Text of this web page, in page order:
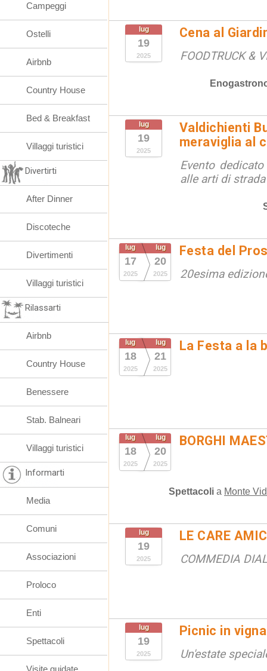
lug
19
2025
Cena al
FOODTRUCK &
lug
19
2025
Valdichienti
meraviglia al
Evento
alle arti di strada
lug
17
2025
lug
20
2025
Festa del
20esima
lug
18
2025
lug
21
2025
La Festa a la
lug
18
2025
lug
20
2025
BORGHI
Spettacoli a Monte
lug
19
2025
LE CARE
COMMEDIA
lug
19
2025
Picnic in vigna
Un'estate
Campeggi
Ostelli
Airbnb
Country House
Bed & Breakfast
Villaggi turistici
Divertirti
After Dinner
Discoteche
Divertimenti
Villaggi turistici
Rilassarti
Airbnb
Country House
Benessere
Stab. Balneari
Villaggi turistici
Informarti
Media
Comuni
Associazioni
Proloco
Enti
Spettacoli
Visite guidate